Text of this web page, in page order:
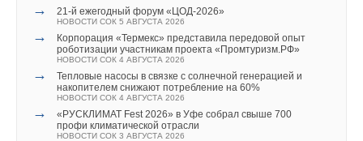
→ 21-й ежегодный форум «ЦОД-2026»
НОВОСТИ СОК 5 АВГУСТА 2026
→
Корпорация «Термекс» представила передовой опыт
роботизации участникам проекта «Промтуризм.РФ»
НОВОСТИ СОК 4 АВГУСТА 2026
→
Тепловые насосы в связке с солнечной генерацией и
накопителем снижают потребление на 60%
НОВОСТИ СОК 4 АВГУСТА 2026
→
«РУСКЛИМАТ Fest 2026» в Уфе собрал свыше 700
профи климатической отрасли
НОВОСТИ СОК 3 АВГУСТА 2026